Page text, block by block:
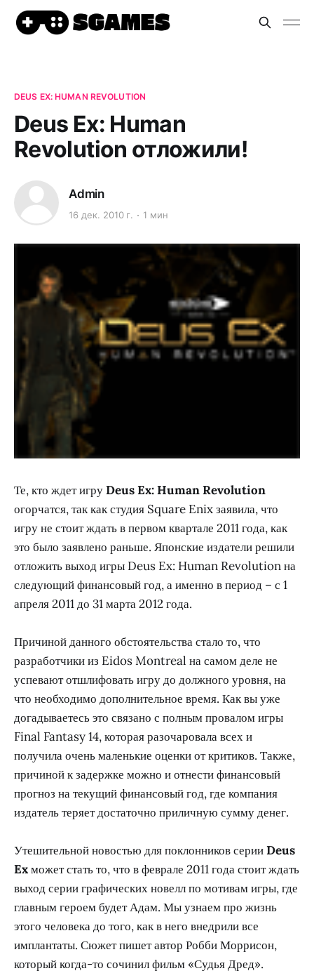
DEUS EX: HUMAN REVOLUTION
Deus Ex: Human
Revolution отложили!
Admin
16 дек. 2010 г. 1 мин
Те, кто ждет игруDeus Ex: Human Revolution
огорчатся, так как студия Square Enix заявила, что
игру не стоит ждать в первом квартале 2011 года, как
это было заявлено раньше. Японские издатели решили
отложить выход игры Deus Ex: Human Revolution на
следующий финансовый год, а именно в период – с 1
апреля 2011 до 31 марта 2012 года.
Причиной данного обстоятельства стало то, что
разработчики из Eidos Montreal на самом деле не
успевают отшлифовать игру до должного уровня, на
что необходимо дополнительное время. Как вы уже
догадываетесь это связано с полным провалом игры
Final Fantasy 14, которая разочаровала всех и
получила очень маленькие оценки от критиков. Также,
причиной к задержке можно и отнести финансовый
прогноз на текущий финансовый год, где компания
издатель теряет достаточно приличную сумму денег.
Утешительной новостью для поклонников серииDeus
Exможет стать то, что в феврале 2011 года стоит ждать
выход серии графических новелл по мотивам игры, где
главным героем будет Адам. Мы узнаем про жизнь
этого человека до того, как в него внедрили все
имплантаты. Сюжет пишет автор Робби Моррисон,
который когда-то сочинил фильм «Судья Дред».